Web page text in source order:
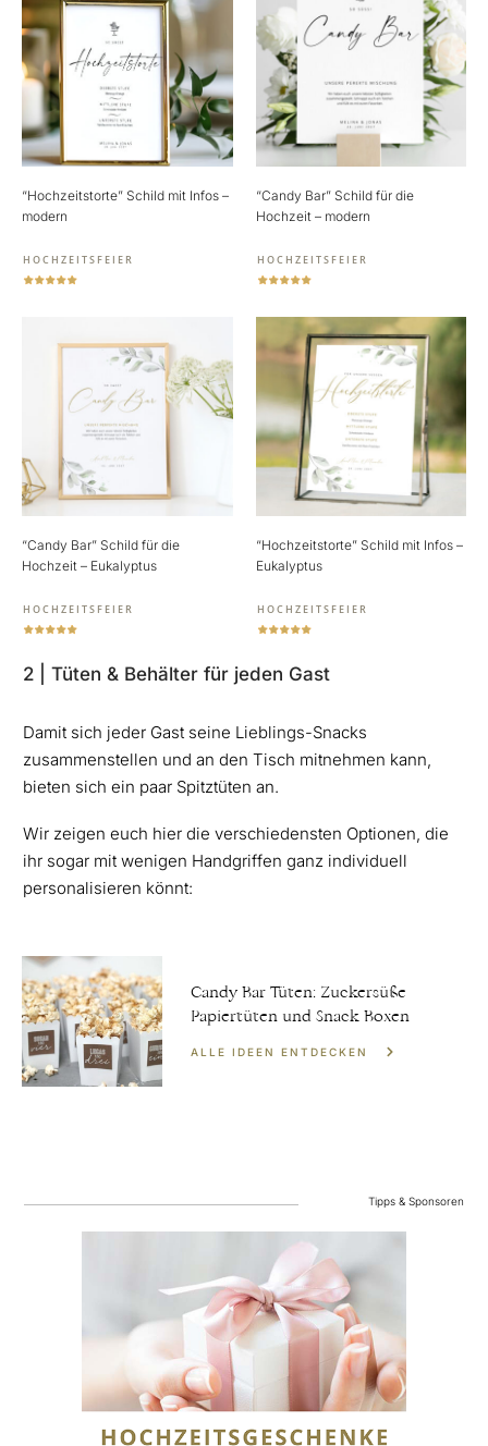
“Hochzeitstorte” Schild mit Infos –
modern
HOCHZEITSFEIER
“Candy Bar” Schild für die
Hochzeit – modern
HOCHZEITSFEIER
“Candy Bar” Schild für die
Hochzeit – Eukalyptus
HOCHZEITSFEIER
“Hochzeitstorte” Schild mit Infos –
Eukalyptus
HOCHZEITSFEIER
2 | Tüten & Behälter für jeden Gast
Damit sich jeder Gast seine Lieblings-Snacks
zusammenstellen und an den Tisch mitnehmen kann,
bieten sich ein paar Spitztüten an.
Wir zeigen euch hier die verschiedensten Optionen, die
ihr sogar mit wenigen Handgriffen ganz individuell
personalisieren könnt:
Candy Bar Tüten: Zuckersüße
Papiertüten und Snack Boxen
ALLE IDEEN ENTDECKEN
Tipps & Sponsoren